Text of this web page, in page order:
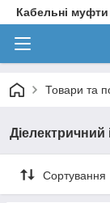
Кабельні
Товари та
Діелектричний
Сортування